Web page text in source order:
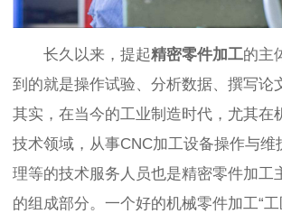
长久以来，提起精密零件加工的主
到的就是操作试验、分析数据、撰写论
其实，在当今的工业制造时代，尤其在
技术领域，从事CNC加工设备操作与维
理等的技术服务人员也是精密零件加工
的组成部分。一个好的机械零件加工“